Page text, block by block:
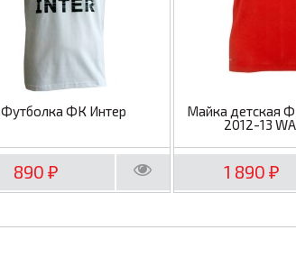
Футболка ФК Интер
890₽
Майка детская
2012-13
1 890₽